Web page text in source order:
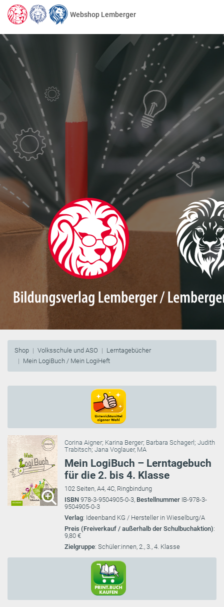
Webshop Lemberger
Shop Volksschule und ASO
Lerntagebücher
Mein LogiBuch / Mein LogiHeft
Corina Aigner; Karina Berger; Barbara Schagerl; Judith
Trabitsch; Jana Voglauer, MA
Mein LogiBuch – Lerntagebuch
für die 2. bis 4. Klasse
102 Seiten, A4, 4C, Ringbindung
ISBN 978-3-9504905-0-3, Bestellnummer IB-978-3-
9504905-0-3
Verlag: Ideenband KG / Hersteller in Wieselburg/A
Preis (Freiverkauf / außerhalb der Schulbuchaktion):
9,80 €
Zielgruppe: Schüler:innen, 2., 3., 4. Klasse